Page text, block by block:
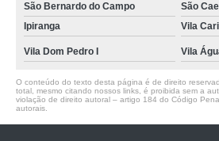
São Bernardo do Campo
São
Ipiranga
Vila
Vila Dom Pedro I Vila
O conteúdo do texto desta página é de direito
total, mesmo citando nossos links, é proibida sem a
violação de direito autoral – artigo 184 do Código
autorais